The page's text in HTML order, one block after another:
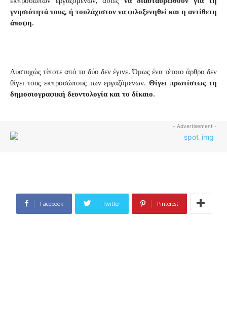
γνησιότητά τους, ή τουλάχιστον να φιλοξενηθεί και η αντίθετη
άποψη.
Δυστυχώς τίποτε από τα δύο δεν έγινε. Όμως ένα τέτοιο άρθρο δεν
θίγει τους εκπροσώπους των εργαζόμενων.Θίγει πρωτίστως τη
δημοσιογραφική δεοντολογία και το δίκαιο.
- Advertisement -
Facebook Twitter Pinterest